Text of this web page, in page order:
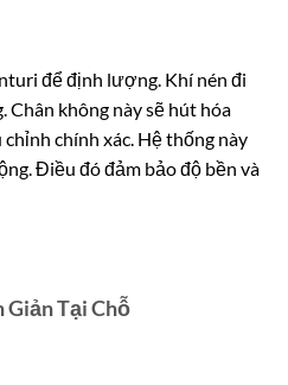
để định lượng. Khí nén đi
Chân không này sẽ hút hóa
chính xác. Hệ thống này
Điều đó đảm bảo độ bền và
Tại Chỗ